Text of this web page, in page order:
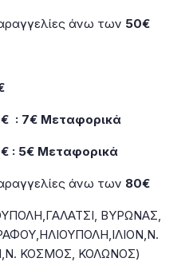
άνω των 50€
: 7€ Μεταφορικά
: 5€ Μεταφορικά
άνω των 80€
ΒΥΡΩΝΑΣ,
ΚΟΣΜΟΣ, ΚΟΛΩΝΟΣ)